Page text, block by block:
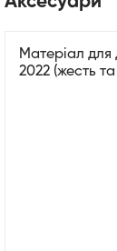
Матеріал для
2022 (жесть